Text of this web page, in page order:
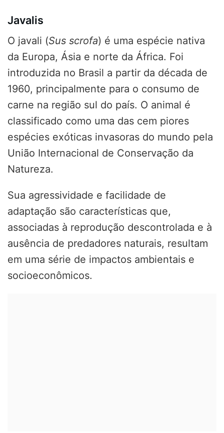
Javalis
O javali (Sus scrofa) é uma espécie nativa
da Europa, Ásia e norte da África. Foi
introduzida no Brasil a partir da década de
1960, principalmente para o consumo de
carne na região sul do país. O animal é
classificado como uma das cem piores
espécies exóticas invasoras do mundo pela
União Internacional de Conservação da
Natureza.
Sua agressividade e facilidade de
adaptação são características que,
associadas à reprodução descontrolada e à
ausência de predadores naturais, resultam
em uma série de impactos ambientais e
socioeconômicos.